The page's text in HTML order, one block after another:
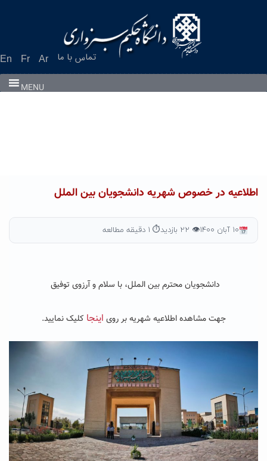
En Fr Ar تماس با ما
MENU
اطلاعیه در خصوص شهریه دانشجویان بین الملل
۱۰ آبان ۱۴۰۰ 👁 ۲۲ بازدید ⏱ ۱ دقیقه مطالعه
دانشجویان محترم بین الملل، با سلام و آرزوی توفیق
جهت مشاهده اطلاعیه شهریه بر روی اینجا کلیک نمایید.